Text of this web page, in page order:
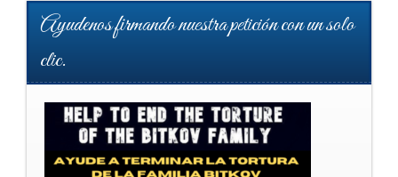
Ayudenos firmando nuestra petición con un solo
clic.